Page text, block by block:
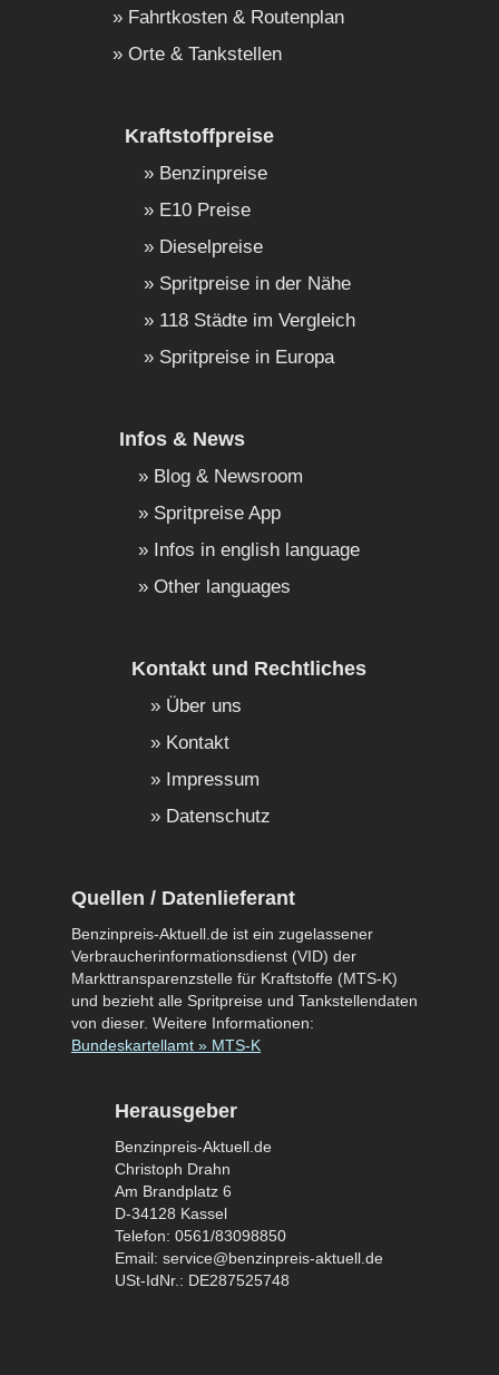
Fahrtkosten & Routenplan
Orte & Tankstellen
Kraftstoffpreise
Benzinpreise
E10 Preise
Dieselpreise
Spritpreise in der Nähe
118 Städte im Vergleich
Spritpreise in Europa
Infos & News
Blog & Newsroom
Spritpreise App
Infos in english language
Other languages
Kontakt und Rechtliches
Über uns
Kontakt
Impressum
Datenschutz
Quellen / Datenlieferant
Benzinpreis-Aktuell.de ist ein zugelassener
Verbraucherinformationsdienst (VID) der
Markttransparenzstelle für Kraftstoffe (MTS-K)
und bezieht alle Spritpreise und Tankstellendaten
von dieser. Weitere Informationen:
Bundeskartellamt » MTS-K
Herausgeber
Benzinpreis-Aktuell.de
Christoph Drahn
Am Brandplatz 6
D-34128 Kassel
Telefon: 0561/83098850
Email: service@benzinpreis-aktuell.de
USt-IdNr.: DE287525748